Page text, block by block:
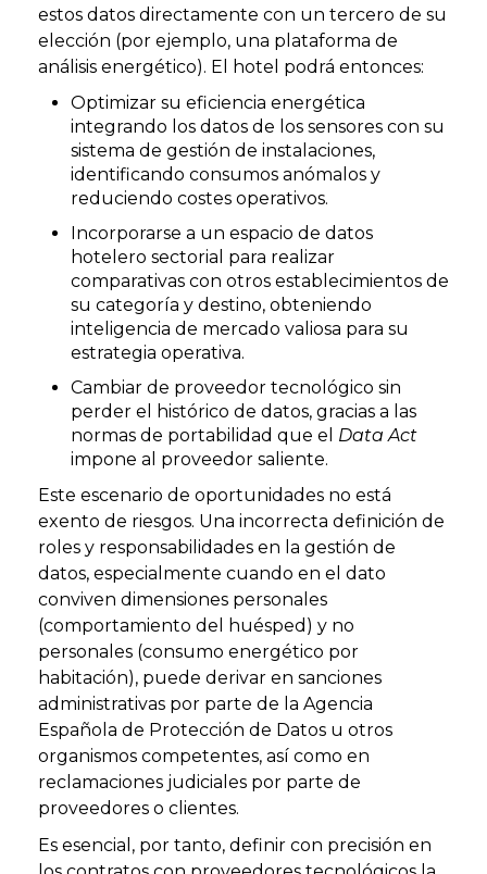
estos datos directamente con un tercero de su
elección (por ejemplo, una plataforma de
análisis energético). El hotel podrá entonces:
Optimizar su eficiencia energética
integrando los datos de los sensores con su
sistema de gestión de instalaciones,
identificando consumos anómalos y
reduciendo costes operativos.
Incorporarse a un espacio de datos
hotelero sectorial para realizar
comparativas con otros establecimientos de
su categoría y destino, obteniendo
inteligencia de mercado valiosa para su
estrategia operativa.
Cambiar de proveedor tecnológico sin
perder el histórico de datos, gracias a las
normas de portabilidad que el Data Act
impone al proveedor saliente.
Este escenario de oportunidades no está
exento de riesgos. Una incorrecta definición de
roles y responsabilidades en la gestión de
datos, especialmente cuando en el dato
conviven dimensiones personales
(comportamiento del huésped) y no
personales (consumo energético por
habitación), puede derivar en sanciones
administrativas por parte de la Agencia
Española de Protección de Datos u otros
organismos competentes, así como en
reclamaciones judiciales por parte de
proveedores o clientes.
Es esencial, por tanto, definir con precisión en